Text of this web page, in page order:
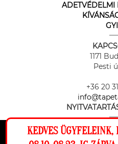
ADETVÉDELMI
1171
Pesti
+36 20
KEDVES